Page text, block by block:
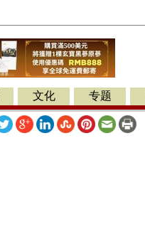
文化 专题